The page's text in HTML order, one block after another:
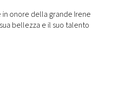
in onore della grande Irene
bellezza e il suo talento